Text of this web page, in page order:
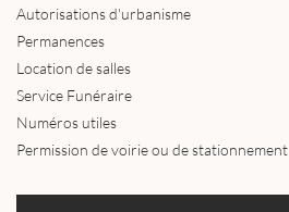
Autorisations d'urbanisme
Permanences
Location de salles
Service Funéraire
Numéros utiles
Permission de voirie ou de stationnement